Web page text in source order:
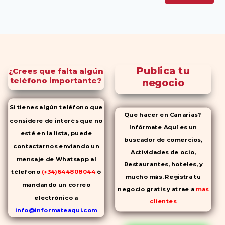
¿Crees que falta algún
teléfono importante?
Si tienes algún teléfono que
considere de interés que no
esté en la lista, puede
contactarnos enviando un
mensaje de Whatsapp al
télefono (+34)644808044 ó
mandando un correo
electrónico a
info@informateaqui.com
Mientras que antes la
Publica tu
negocio
Que hacer en Canarias?
Infórmate Aquí es un
buscador de comercios,
Actividades de ocio,
Restaurantes, hoteles, y
mucho más. Registra tu
negocio gratis y atrae a mas
clientes